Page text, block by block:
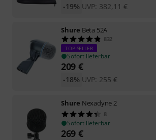
UVP: 382,11 €
-19%
Shure Beta 52A
832
TOP-SELLER
Sofort lieferbar
209 €
UVP: 255 €
-18%
Shure Nexadyne 2
8
Sofort lieferbar
269 €